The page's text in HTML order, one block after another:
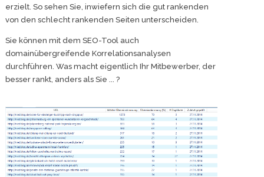
erzielt. So sehen Sie, inwiefern sich die gut rankenden
von den schlecht rankenden Seiten unterscheiden.
Sie können mit dem SEO-Tool auch
domainübergreifende Korrelationsanalysen
durchführen. Was macht eigentlich Ihr Mitbewerber, der
besser rankt, anders als Sie ... ?